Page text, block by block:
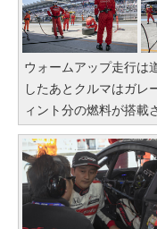
ウォームアップ走行は
したあとクルマはガレ
ィント分の燃料が搭載